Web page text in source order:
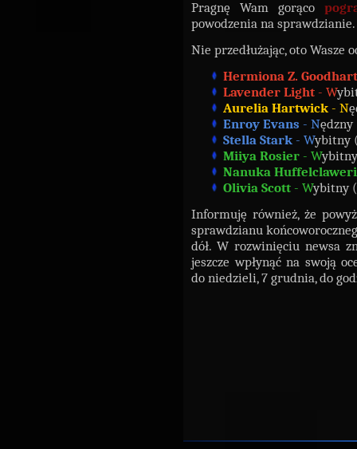
Pragnę Wam gorąco
powodzenia na sprawdzianie.
Nie przedłużając, oto Wasze
Hermiona Z. Goodhart
Lavender Light - W
Aurelia Hartwick - N
Enroy Evans - Nędzny
Stella Stark - Wybitny
Miiya Rosier - W
Nanuka
Olivia Scott - Wybitny (
Informuję również, że
sprawdzianu
dół. W rozwinięciu newsa
jeszcze wpłynąć na swoją
do niedzieli, 7 grudnia, do